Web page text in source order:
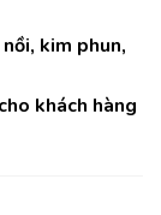
kim phun,
khách hàng